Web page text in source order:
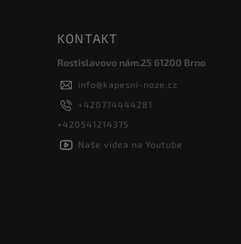
KONTAKT
Rostislavovo nám.25 61200 Brno
info@kapesni-noze.cz
+420774444281
+420541214375
Naše videa na Youtube